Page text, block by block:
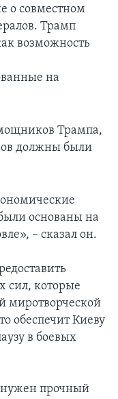
о совместном
Трамп
возможность
на
Трампа,
должны были
основаны на
– сказал он.
сил, которые
миротворческой
обеспечит Киеву
в боевых
нужен прочный